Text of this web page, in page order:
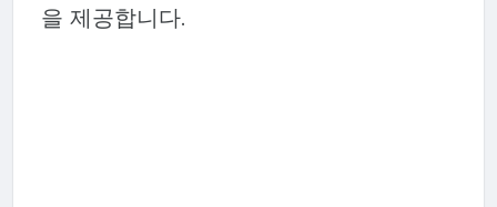
을 제공합니다.